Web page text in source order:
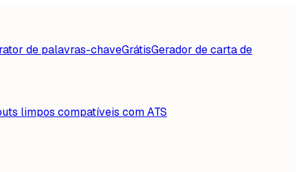
de palavras-chaveGrátisGerador de carta de
limpos compatíveis com ATS